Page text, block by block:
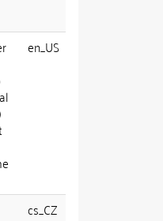
en_US
cs_CZ